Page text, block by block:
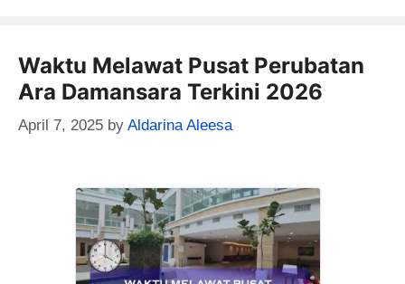
Waktu Melawat Pusat Perubatan
Ara Damansara Terkini 2026
April 7, 2025 by Aldarina Aleesa